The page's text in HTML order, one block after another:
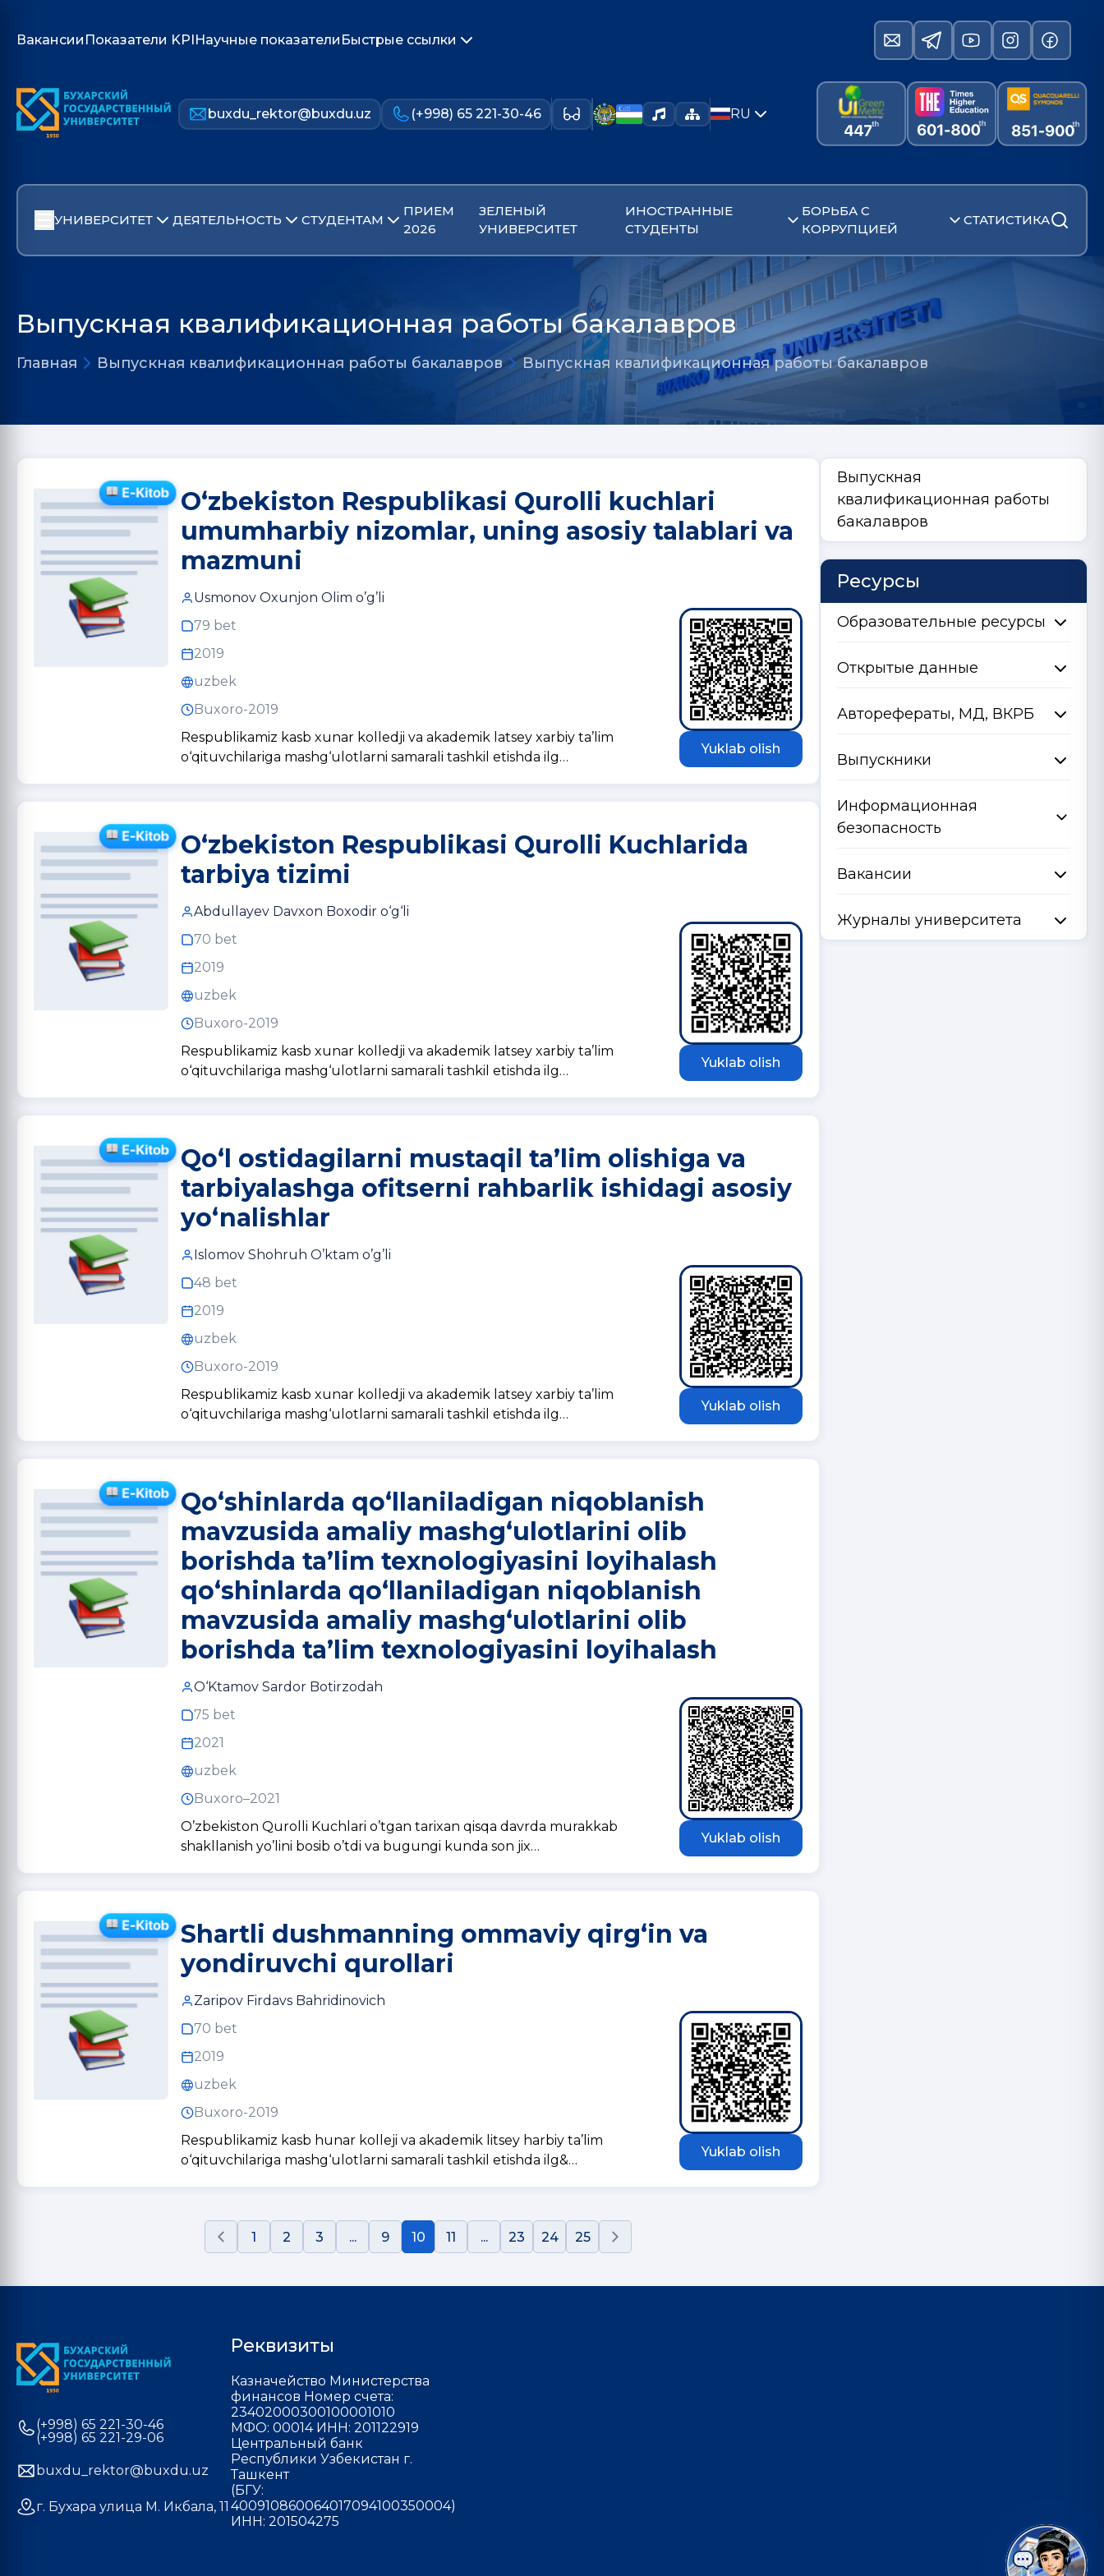
Вакансии Показатели KPIНаучные показатели Быстрые ссылки
buxdu_rektor@buxdu.uz (+998) 65 221-30-46 RU
УНИВЕРСИТЕТ ДЕЯТЕЛЬНОСТЬ СТУДЕНТАМ
ПРИЕМ
2026
ЗЕЛЕНЫЙ
УНИВЕРСИТЕТ
ИНОСТРАННЫЕ
СТУДЕНТЫ
БОРЬБА С
КОРРУПЦИЕЙ
СТАТИСТИКА
Выпускная квалификационная работы бакалавров
Главная Выпускная квалификационная работы бакалавров Выпускная квалификационная работы бакалавров
O‘zbekiston Respublikasi Qurolli kuchlari
umumharbiy nizomlar, uning asosiy talablari va
mazmuni
Usmonov Oxunjon Olim o’g’li
79 bet
2019
uzbek
Buxoro-2019
Respublikamiz kasb xunar kolledji va akademik latsey xarbiy ta’lim
o‘qituvchilariga mashg‘ulotlarni samarali tashkil etishda ilg…
Yuklab olish
O‘zbekiston Respublikasi Qurolli Kuchlarida
tarbiya tizimi
Abdullayev Davxon Boxodir o‘g‘li
70 bet
2019
uzbek
Buxoro-2019
Respublikamiz kasb xunar kolledji va akademik latsey xarbiy ta’lim
o‘qituvchilariga mashg‘ulotlarni samarali tashkil etishda ilg…
Yuklab olish
Qo‘l ostidagilarni mustaqil ta’lim olishiga va
tarbiyalashga ofitserni rahbarlik ishidagi asosiy
yo‘nalishlar
Islomov Shohruh O’ktam o’g’li
48 bet
2019
uzbek
Buxoro-2019
Respublikamiz kasb xunar kolledji va akademik latsey xarbiy ta’lim
o‘qituvchilariga mashg‘ulotlarni samarali tashkil etishda ilg…
Yuklab olish
Qo‘shinlarda qo‘llaniladigan niqoblanish
mavzusida amaliy mashg‘ulotlarini olib
borishda ta’lim texnologiyasini loyihalash
qo‘shinlarda qo‘llaniladigan niqoblanish
mavzusida amaliy mashg‘ulotlarini olib
borishda ta’lim texnologiyasini loyihalash
O‘Ktamov Sardor Botirzodah
75 bet
2021
uzbek
Buxoro–2021
O’zbekiston Qurolli Kuchlari o’tgan tarixan qisqa davrda murakkab
shakllanish yo’lini bosib o’tdi va bugungi kunda son jix…
Yuklab olish
Shartli dushmanning ommaviy qirg‘in va
yondiruvchi qurollari
Zaripov Firdavs Bahridinovich
70 bet
2019
uzbek
Buxoro-2019
Respublikamiz kasb hunar kolleji va akademik litsey harbiy ta’lim
o‘qituvchilariga mashg‘ulotlarni samarali tashkil etishda ilg&…
Yuklab olish
1 2 3 ... 9 10 11 ... 23 24 25
Выпускная
квалификационная работы
бакалавров
Ресурсы
Образовательные ресурсы
Открытые данные
Авторефераты, МД, ВКРБ
Выпускники
Информационная
безопасность
Вакансии
Журналы университета
(+998) 65 221-30-46
(+998) 65 221-29-06
buxdu_rektor@buxdu.uz
г. Бухара улица М. Икбала, 11
Реквизиты
Казначейство Министерства
финансов Номер счета:
23402000300100001010
МФО: 00014 ИНН: 201122919
Центральный банк
Республики Узбекистан г.
Ташкент
(БГУ:
400910860064017094100350004)
ИНН: 201504275